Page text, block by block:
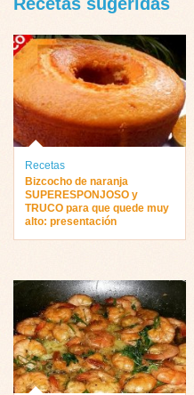
Recetas
Bizcocho de naranja
SUPERESPONJOSO y
TRUCO para que quede muy
alto: presentación